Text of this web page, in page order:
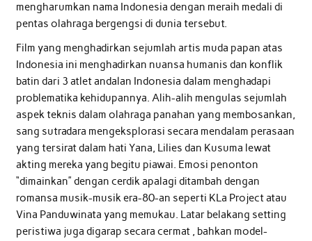
mengharumkan nama Indonesia dengan meraih medali di
pentas olahraga bergengsi di dunia tersebut.
Film yang menghadirkan sejumlah artis muda papan atas
Indonesia ini menghadirkan nuansa humanis dan konflik
batin dari 3 atlet andalan Indonesia dalam menghadapi
problematika kehidupannya. Alih-alih mengulas sejumlah
aspek teknis dalam olahraga panahan yang membosankan,
sang sutradara mengeksplorasi secara mendalam perasaan
yang tersirat dalam hati Yana, Lilies dan Kusuma lewat
akting mereka yang begitu piawai. Emosi penonton
“dimainkan” dengan cerdik apalagi ditambah dengan
romansa musik-musik era-80-an seperti KLa Project atau
Vina Panduwinata yang memukau. Latar belakang setting
peristiwa juga digarap secara cermat , bahkan model-